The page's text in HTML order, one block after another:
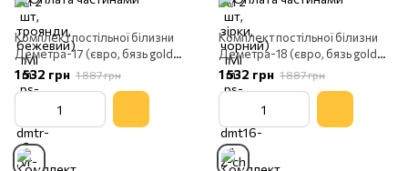
Комплект постільної білизни
Деметра-17 (євро, бязь gold
lux, наволочки: 50х70 см 2 шт
та 70х70 см 2 шт, клітинка,
пудра) IMI
1 532 грн 1 887 грн
Комплект постільної білизни
Деметра-18 (євро, бязь gold
lux, наволочки: 50х70 см 2 шт
та 70х70 см 2 шт, візерунок,
бежевий, однотон) IMI
1 532 грн 1 887 грн